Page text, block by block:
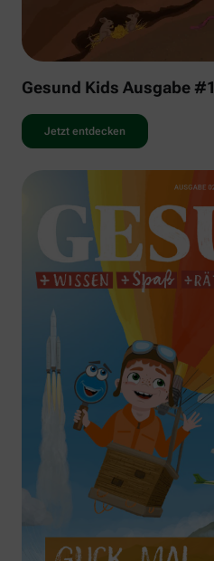
Gesund Kids Ausgabe #1
Jetzt entdecken